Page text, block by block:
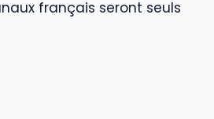
français seront seuls